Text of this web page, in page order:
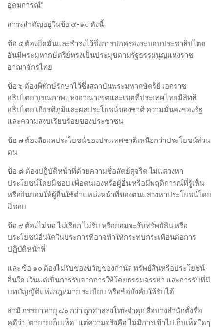
อุดมการณ์”
สาระสำคัญอยู่ในข้อ ๕-๑๐ ดังนี้
ข้อ ๕ ต้องยึดมั่นและธำรงไว้ซึ่งการปกครองระบอบประชาธิปไตย
อันมีพระมหากษัตริย์ทรงเป็นประมุขตามรัฐธรรมนูญแห่งราช
อาณาจักรไทย
ข้อ ๖ ต้องพิทักษ์รักษาไว้ซึ่งสถาบันพระมหากษัตริย์ เอกราช
อธิปไตย บูรณภาพแห่งอาณาเขตและเขตที่ประเทศไทยมีสิทธิ
อธิปไตย เกียรติภูมิและผลประโยชน์ของชาติ ความมั่นคงของรัฐ
และความสงบเรียบร้อยของประชาชน
ข้อ ๗ ต้องถือผลประโยชน์ของประเทศชาติเหนือกว่าประโยชน์ส่วน
ตน
ข้อ ๘ ต้องปฏิบัติหน้าที่ด้วยความซื่อสัตย์สุจริต ไม่แสวงหา
ประโยชน์โดยมิชอบ เพื่อตนเองหรือผู้อื่น หรือมีพฤติการณ์ที่รู้เห็น
หรือยินยอมให้ผู้อื่นใช้ตำแหน่งหน้าที่ของตนแสวงหาประโยชน์โดย
มิชอบ
ข้อ ๙ ต้องไม่ขอ ไม่เรียก ไม่รับ หรือยอมจะรับทรัพย์สิน หรือ
ประโยชน์อื่นใดในประการที่อาจทำให้กระทบกระเทือนต่อการ
ปฏิบัติหน้าที่
และ ข้อ ๑๐ ต้องไม่รับของขวัญของกำนัล ทรัพย์สินหรือประโยชน์
อื่นใด เว้นแต่เป็นการรับจากการให้โดยธรรมจรรยา และการรับที่มี
บทบัญญัติแห่งกฎหมาย ระเบียบ หรือข้อบังคับให้รับได้
สามี ภรรยา อายุ ๔๐ กว่า ถูกศาลลงโทษจำคุก สื่อบางสำนักตั้งชื่อ
คดีว่า “ตายายเก็บเห็ด” แต่ความจริงคือ ไม่มีการเข้าไปเก็บเห็ดใดๆ